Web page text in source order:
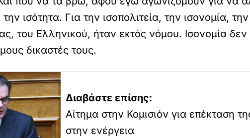
ισότητα. Για την ισοπολιτεία, την ισονομία,
του Ελληνικού, ήταν εκτός νόμου. Ισονομία δεν
δικαστές τους.
Διαβάστε επίσης:
Αίτημα στην Κομισιόν για επέκταση
στην ενέργεια